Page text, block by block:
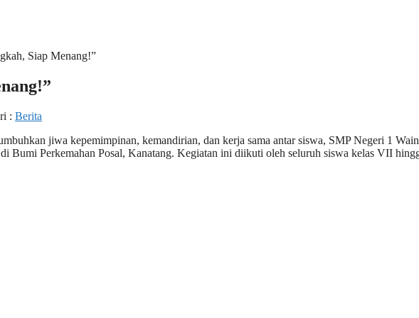
Siap Menang!”
: Berita
jiwa kepemimpinan, kemandirian, dan kerja sama antar siswa, SMP Negeri 1
Bumi Perkemahan Posal, Kanatang. Kegiatan ini diikuti oleh seluruh siswa kelas VII